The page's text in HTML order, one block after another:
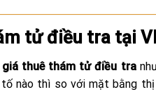
tử điều tra tại
giá thuê thám tử điều tra
nào thì so với mặt bằng